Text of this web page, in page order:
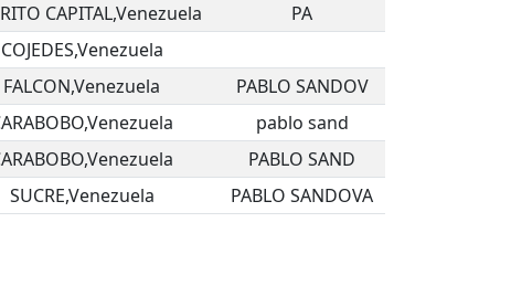
CAPITAL,Venezuela
PA
COJEDES,Venezuela
FALCON,Venezuela
PABLO SANDOV
pablo sand
PABLO SAND
SUCRE,Venezuela PABLO SANDOVA